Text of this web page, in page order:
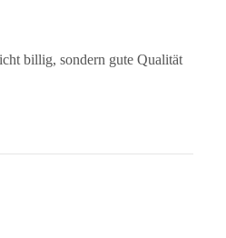
billig, sondern gute Qualität